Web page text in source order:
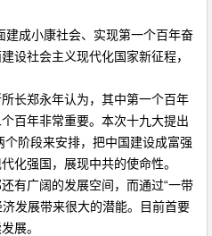
成小康社会、实现第一个百年奋
设社会主义现代化国家新征程，
郑永年认为，其中第一个百年
百年非常重要。本次十九大提出
阶段来安排，把中国建设成富强
化强国，展现中共的使命性。
广阔的发展空间，而通过“一带
发展带来很大的潜能。目前首要
展。